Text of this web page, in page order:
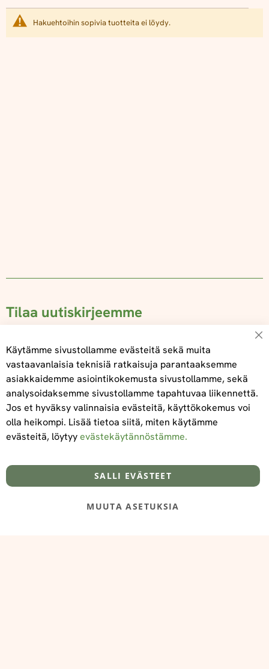
Hakuehtoihin sopivia tuotteita ei löydy.
Tilaa uutiskirjeemme
Tilaa
Tietoa meistä
@‌2025 FooDeliDoo
Toimitus- ja maksuehdot
Käytämme sivustollamme evästeitä sekä muita
vastaavanlaisia teknisiä ratkaisuja parantaaksemme
asiakkaidemme asiointikokemusta sivustollamme, sekä
analysoidaksemme sivustollamme tapahtuvaa liikennettä.
Jos et hyväksy valinnaisia evästeitä, käyttökokemus voi
olla heikompi. Lisää tietoa siitä, miten käytämme
evästeitä, löytyyevästekäytännöstämme.
SALLI EVÄSTEET
MUUTA ASETUKSIA